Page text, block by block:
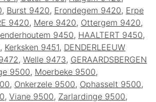
, Burst 9420, Erondegem 9420, Erpe
9420, Mere 9420, Ottergem 9420,
9450, HAALTERT 9450,
, Kerksken 9451, DENDERLEEUW
, Welle 9473, GERAARDSBERGEN
9500, Moerbeke 9500,
, Onkerzele 9500, Ophasselt 9500,
, Viane 9500, Zarlardinge 9500,